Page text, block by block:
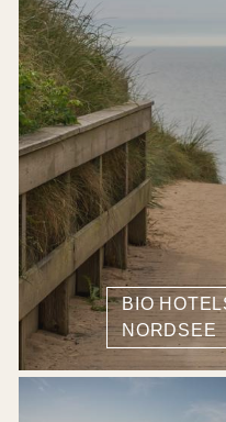
BIO
NORDSEE